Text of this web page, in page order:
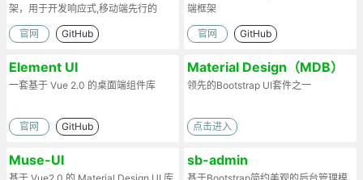
架，用于开发响应式,移动端先行的
web项目
官网 GitHub
端框架
官网 GitHub
Element UI
一套基于 Vue 2.0 的桌面端组件库
官网 GitHub
Material Design（MDB）
领先的Bootstrap UI套件之一
点击进入
Muse-UI sb-admin